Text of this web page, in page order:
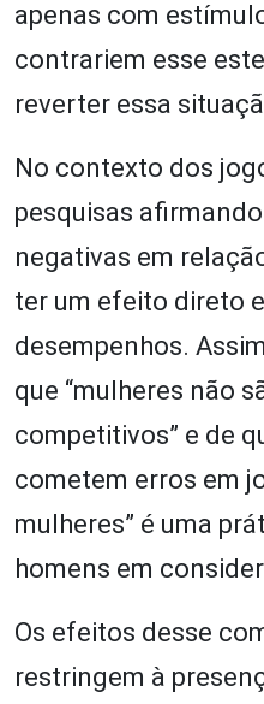
apenas com
contrariem esse
reverter essa
No contexto dos
pesquisas
negativas em
ter um efeito direto
desempenhos.
que “mulheres não
competitivos” e de
cometem erros em
mulheres” é uma
homens em
Os efeitos desse
restringem à